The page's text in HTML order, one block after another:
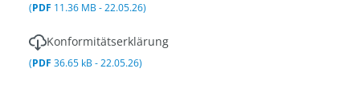
(PDF 11.36 MB - 22.05.26)
Konformitätserklärung
(PDF 36.65 kB - 22.05.26)